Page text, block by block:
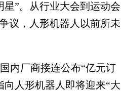
”。从行业大会到运动会
议，人形机器人以前所未
内厂商接连公布“亿元订
人形机器人即将迎来“大